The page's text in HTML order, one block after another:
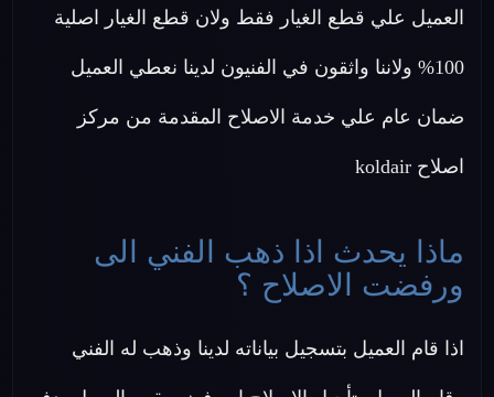
العميل علي قطع الغيار فقط ولان قطع الغيار اصلية
100% ولاننا واثقون في الفنيون لدينا نعطي العميل
ضمان عام علي خدمة الاصلاح المقدمة من مركز
اصلاح koldair
ماذا يحدث اذا ذهب الفني الى
ورفضت الاصلاح ؟
اذا قام العميل بتسجيل بياناته لدينا وذهب له الفني